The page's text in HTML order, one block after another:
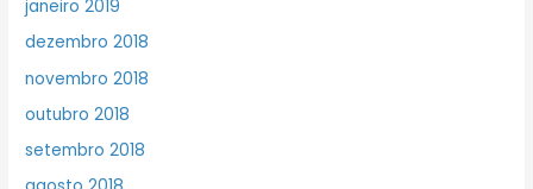
janeiro 2019
dezembro 2018
novembro 2018
outubro 2018
setembro 2018